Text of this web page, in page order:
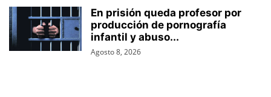
En prisión queda profesor por
producción de pornografía
infantil y abuso...
Agosto 8, 2026